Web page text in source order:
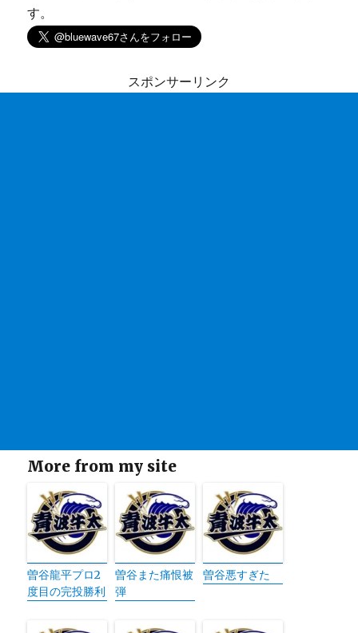
す。
スポンサーリンク
More from my site
曽谷龍平プロ2
度目の完投勝利
曽谷また痛恨被
弾
曽谷悪すぎた